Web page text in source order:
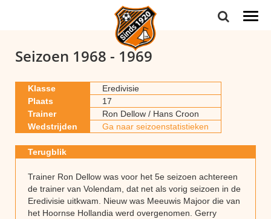
Seizoen 1968 - 1969
Klasse
Eredivisie
Plaats
17
Trainer
Ron Dellow / Hans Croon
Wedstrijden
Ga naar seizoenstatistieken
Terugblik
Trainer Ron Dellow was voor het 5e seizoen achtereen
de trainer van Volendam, dat net als vorig seizoen in de
Eredivisie uitkwam. Nieuw was Meeuwis Majoor die van
het Hoornse Hollandia werd overgenomen. Gerry